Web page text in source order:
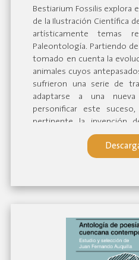
Bestiarium Fossilis explora
de la Ilustración Científica
artísticamente temas
Paleontología. Partiendo
tomado en cuenta la
animales cuyos
sufrieron una serie de
adaptarse a una nueva
personificar este
pertinente la invención
entre cetáceos y
que ilustran un
humanidad a los océanos,
dentro de cada ser vivo. A
bitácora viajera de un
pretende evidenciar un
arte y ciencia